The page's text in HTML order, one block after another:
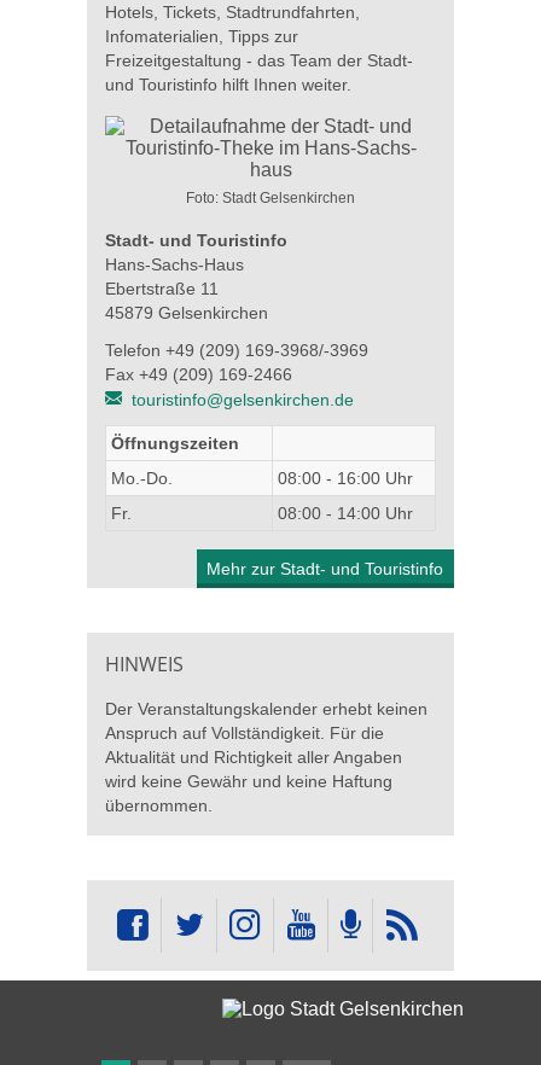
Hotels, Tickets, Stadtrundfahrten,
Infomaterialien, Tipps zur
Freizeitgestaltung - das Team der Stadt-
und Touristinfo hilft Ihnen weiter.
Foto: Stadt Gelsenkirchen
Stadt- und Touristinfo
Hans-Sachs-Haus
Ebertstraße 11
45879 Gelsenkirchen
Telefon +49 (209) 169-3968/-3969
Fax +49 (209) 169-2466
touristinfo@gelsenkirchen.de
Öffnungszeiten
Mo.-Do.
08:00 - 16:00 Uhr
Fr.
08:00 - 14:00 Uhr
Mehr zur Stadt- und Touristinfo
HINWEIS
Der Veranstaltungskalender erhebt keinen
Anspruch auf Vollständigkeit. Für die
Aktualität und Richtigkeit aller Angaben
wird keine Gewähr und keine Haftung
übernommen.